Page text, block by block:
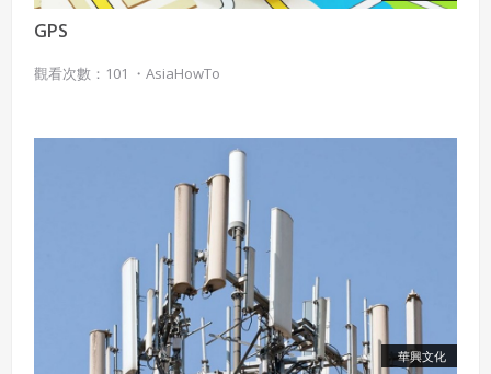
GPS
觀看次數：101 ・ AsiaHowTo
華興文化